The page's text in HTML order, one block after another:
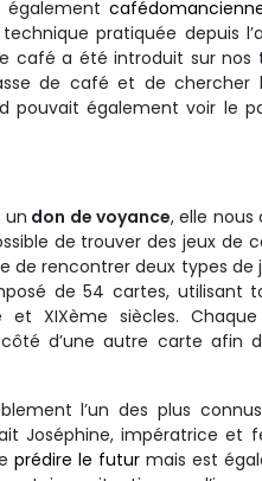
pratiquée depuis
a été introduit sur nos
de café et de
pouvait également voir le
un don de voyance, elle nous
de trouver des jeux de
de rencontrer deux types
de 54 cartes, utilisant
XIXème siècles.
d’une autre carte afin
l’un des plus
Joséphine, impératrice et
prédire le futur mais est